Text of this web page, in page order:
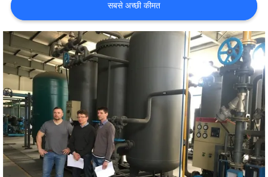
मामले
उद्धरण
मांगें
NEWS
साइटमैप
सबसे अच्छी कीमत